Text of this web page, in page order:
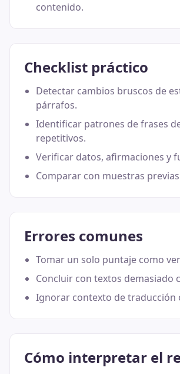
contenido.
Checklist práctico
Detectar cambios bruscos de
párrafos.
Identificar patrones de frases
repetitivos.
Verificar datos, afirmaciones y
Comparar con muestras
Errores comunes
Tomar un solo puntaje como
Concluir con textos demasiado
Ignorar contexto de traducción
Cómo interpretar el